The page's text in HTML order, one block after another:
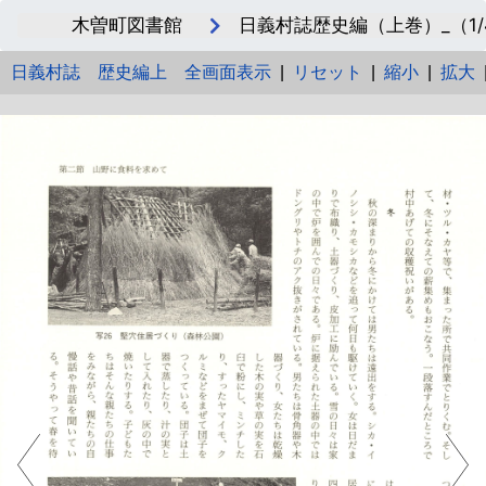
木曽町図書館 日義村誌歴史編（上巻）_（